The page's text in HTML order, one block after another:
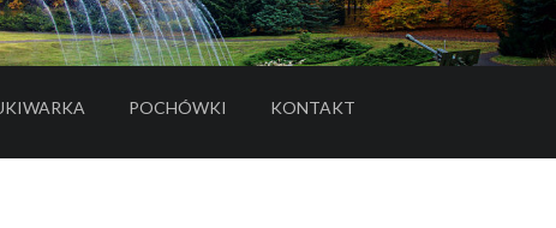
POCHÓWKI
- LINK DO SERWISU ZEWNĘTRZNEGO
KONTAKT